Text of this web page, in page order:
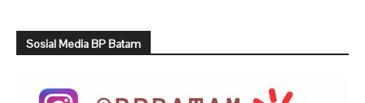
Sosial Media BP Batam